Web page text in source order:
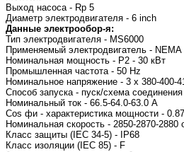
Выход насоса - Rp 5
Диаметр электродвигателя - 6 inch
Данные электрообор-я:
Тип электродвигателя - MS6000
Применяемый электродвигатель - NEMA
Номинальная мощность - P2 - 30 кВт
Промышленная частота - 50 Hz
Номинальное напряжение - 3 x 380-400-
Способ запуска - пуск/схема
Номинальный ток - 66.5-64.0-63.0 A
Cos фи - характеристика мощности -
Номинальная скорость - 2850-2870-2880
Класс защиты (IEC 34-5) - IP68
Класс изоляции (IEC 85) - F